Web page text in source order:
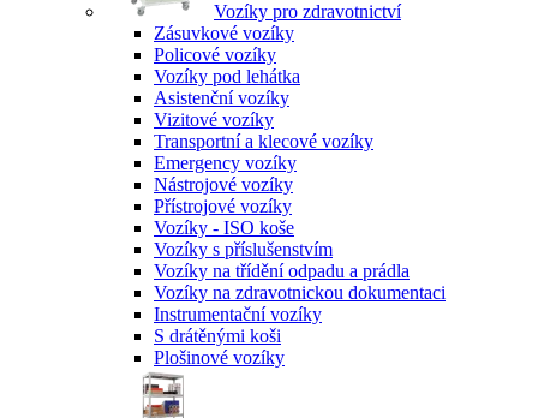
Vozíky pro zdravotnictví
Zásuvkové vozíky
Policové vozíky
Vozíky pod lehátka
Asistenční vozíky
Vizitové vozíky
Transportní a klecové vozíky
Emergency vozíky
Nástrojové vozíky
Přístrojové vozíky
Vozíky - ISO koše
Vozíky s příslušenstvím
Vozíky na třídění odpadu a prádla
Vozíky na zdravotnickou dokumentaci
Instrumentační vozíky
S drátěnými koši
Plošinové vozíky